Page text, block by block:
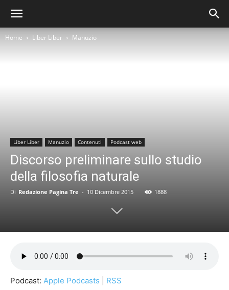
Home Liber Liber Manuzio
Liber Liber Manuzio Contenuti Podcast web
Discorso preliminare sullo studio
della filosofia naturale
Di Redazione Pagina Tre - 10 Dicembre 2015 1888
Podcast: Apple Podcasts RSS